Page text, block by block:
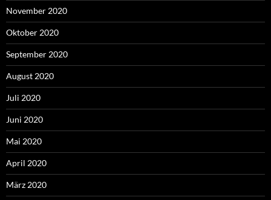
November 2020
Oktober 2020
September 2020
August 2020
Juli 2020
Juni 2020
Mai 2020
April 2020
März 2020